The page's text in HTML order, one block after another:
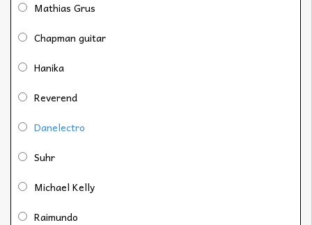
Mathias Grus
Chapman guitar
Hanika
Reverend
Danelectro
Suhr
Michael Kelly
Raimundo